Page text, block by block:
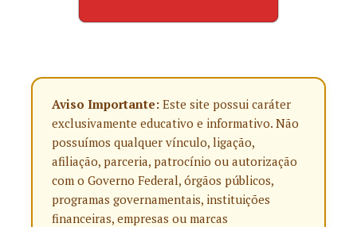
Aviso Importante: Este site possui caráter
exclusivamente educativo e informativo. Não
possuímos qualquer vínculo, ligação,
afiliação, parceria, patrocínio ou autorização
com o Governo Federal, órgãos públicos,
programas governamentais, instituições
financeiras, empresas ou marcas